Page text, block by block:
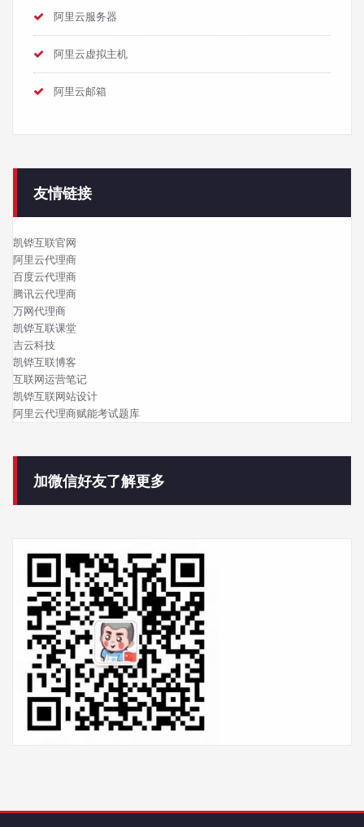
阿里云服务器
阿里云虚拟主机
阿里云邮箱
友情链接
凯铧互联官网
阿里云代理商
百度云代理商
腾讯云代理商
万网代理商
凯铧互联课堂
吉云科技
凯铧互联博客
互联网运营笔记
凯铧互联网站设计
阿里云代理商赋能考试题库
加微信好友了解更多